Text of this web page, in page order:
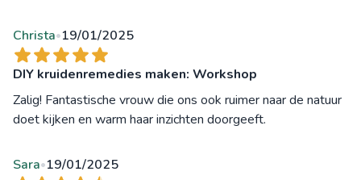
Christa•19/01/2025
DIY kruidenremedies maken: Workshop
Zalig! Fantastische vrouw die ons ook ruimer naar de natuur
doet kijken en warm haar inzichten doorgeeft.
Sara•19/01/2025